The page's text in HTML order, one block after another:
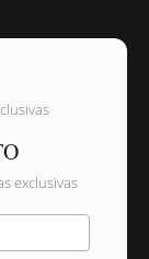
exclusivas